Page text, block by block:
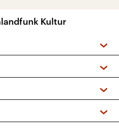
Kultur
DAB+)